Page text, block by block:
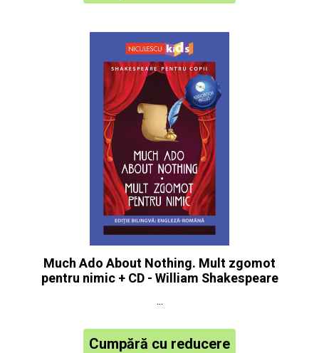
Much Ado About Nothing. Mult zgomot
pentru nimic + CD - William Shakespeare
...
Cumpără cu reducere